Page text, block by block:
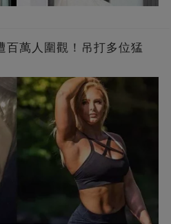
百萬人圍觀！吊打多位猛